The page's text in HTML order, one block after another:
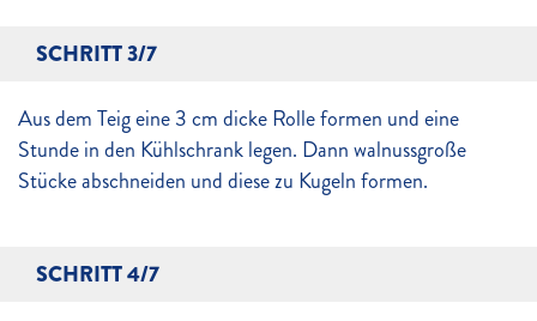
SCHRITT 3/7
Aus dem Teig eine 3 cm dicke Rolle formen und eine
Stunde in den Kühlschrank legen. Dann walnussgroße
Stücke abschneiden und diese zu Kugeln formen.
SCHRITT 4/7